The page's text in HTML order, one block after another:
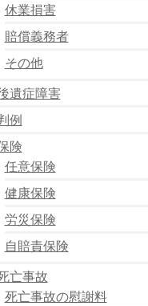
休業損害
賠償義務者
その他
遺症障害
例
険
任意保険
健康保険
労災保険
自賠責保険
亡事故
死亡事故の慰謝料